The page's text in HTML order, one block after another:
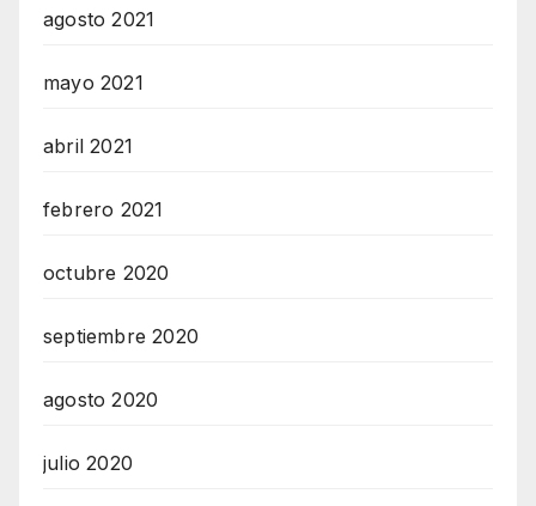
agosto 2021
mayo 2021
abril 2021
febrero 2021
octubre 2020
septiembre 2020
agosto 2020
julio 2020